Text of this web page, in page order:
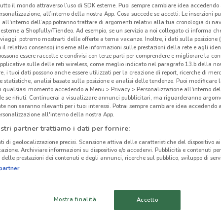
CINISELLO BALSAMO
il mondo attraverso l’uso di SDK esterne. Puoi sempre cambiare idea accedendo
all’interno della nostra App. Cosa succede se accetti: Le inserzioni
all'interno dell’app potranno trattare di argomenti relativi alla tua cronologia di
a Shopfully/Tiendeo. Ad esempio, se un servizio a noi collegato ci informa
potremo mostrarti delle offerte a tema vacanze. Inoltre, i dati sulla posizione
il relativo consenso) insieme alle informazioni sulle prestazioni della rete e agli
essere raccolte e condivisi con terze parti per comprendere e migliorare la
sulle delle reti wireless, come meglio indicato nel paragrafo 13.b della
i tuoi dati possono anche essere utilizzati per la creazione di report, ricerche di
statistiche, analisi basate sulla posizione e analisi delle tendenze. Puoi modificare
qualsiasi momento accedendo a Menu > Privacy > Personalizzazione all'interno
se rifiuti: Continuerai a visualizzare annunci pubblicitari, ma riguarderanno
non saranno rilevanti per i tuoi interessi. Potrai sempre cambiare idea accedendo
all'interno della nostra App.
partner trattiamo i dati per fornire:
di geolocalizzazione precisi. Scansione attiva delle caratteristiche del dispositivo
Archiviare informazioni su dispositivo e/o accedervi. Pubblicità e contenuti
prestazioni dei contenuti e degli annunci, ricerche sul pubblico, sviluppo di
Mostra finalità Accetto